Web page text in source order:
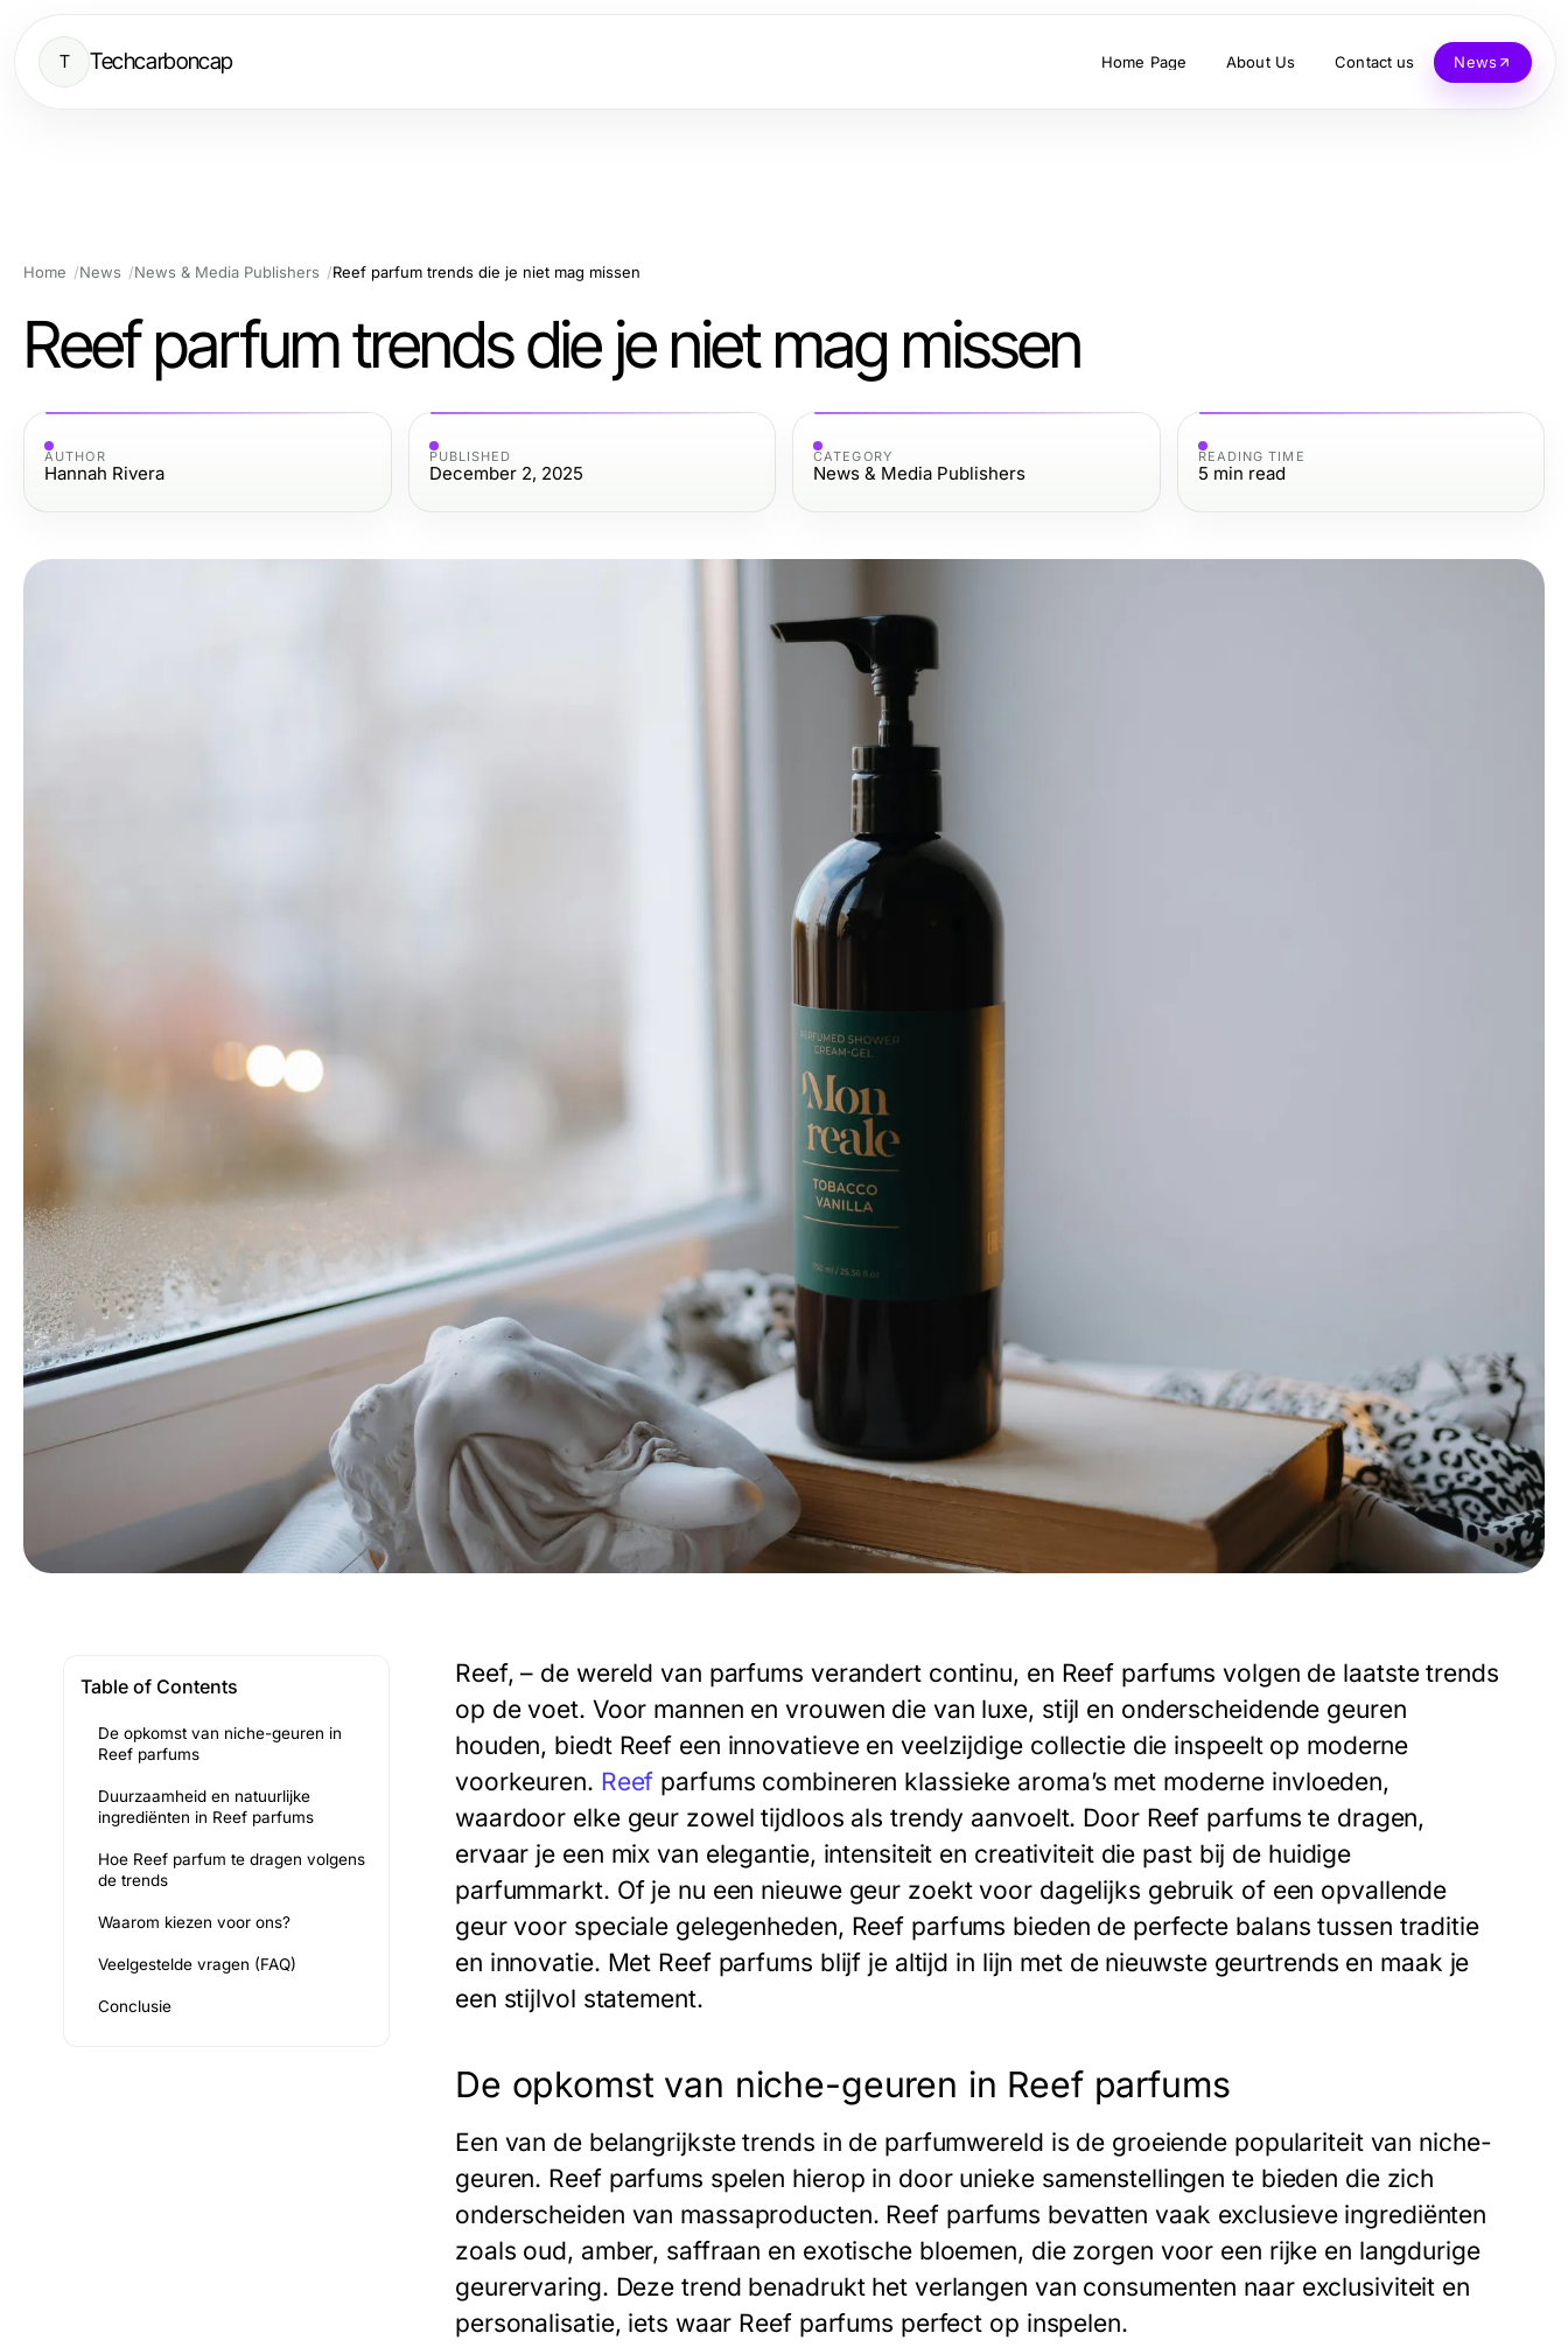
T Techcarboncap Home Page About Us Contact us News
Home News News & Media Publishers Reef parfum trends die je niet mag missen
Reef parfum trends die je niet mag missen
AUTHOR
Hannah Rivera
PUBLISHED
December 2, 2025
CATEGORY
News & Media Publishers
READING TIME
5 min read
Table of Contents
De opkomst van niche-geuren in
Reef parfums
Duurzaamheid en natuurlijke
ingrediënten in Reef parfums
Hoe Reef parfum te dragen volgens
de trends
Waarom kiezen voor ons?
Veelgestelde vragen (FAQ)
Conclusie
Reef,– de wereld van parfums verandert continu, en Reef parfums volgen de laatste trends
op de voet. Voor mannen en vrouwen die van luxe, stijl en onderscheidende geuren
houden, biedt Reef een innovatieve en veelzijdige collectie die inspeelt op moderne
voorkeuren. Reef parfums combineren klassieke aroma’s met moderne invloeden,
waardoor elke geur zowel tijdloos als trendy aanvoelt. Door Reef parfums te dragen,
ervaar je een mix van elegantie, intensiteit en creativiteit die past bij de huidige
parfummarkt. Of je nu een nieuwe geur zoekt voor dagelijks gebruik of een opvallende
geur voor speciale gelegenheden, Reef parfums bieden de perfecte balans tussen traditie
en innovatie. Met Reef parfums blijf je altijd in lijn met de nieuwste geurtrends en maak je
een stijlvol statement.
De opkomst van niche-geuren in Reef parfums
Een van de belangrijkste trends in de parfumwereld is de groeiende populariteit van niche-
geuren. Reef parfums spelen hierop in door unieke samenstellingen te bieden die zich
onderscheiden van massaproducten. Reef parfums bevatten vaak exclusieve ingrediënten
zoals oud, amber, saffraan en exotische bloemen, die zorgen voor een rijke en langdurige
geurervaring. Deze trend benadrukt het verlangen van consumenten naar exclusiviteit en
personalisatie, iets waar Reef parfums perfect op inspelen.